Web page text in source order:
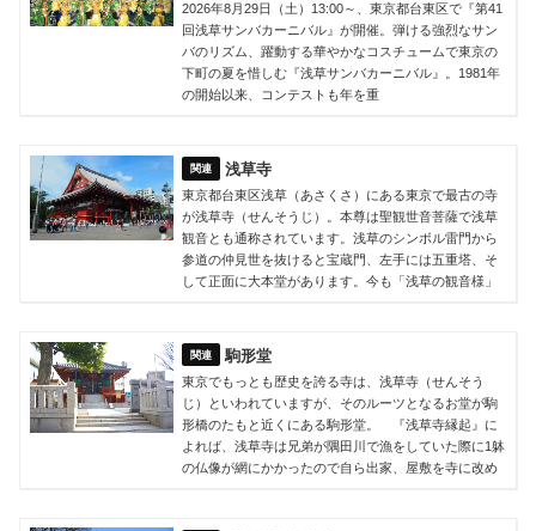
2026年8月29日（土）13:00～、東京都台東区で『第41
回浅草サンバカーニバル』が開催。弾ける強烈なサン
バのリズム、躍動する華やかなコスチュームで東京の
下町の夏を惜しむ『浅草サンバカーニバル』。1981年
の開始以来、コンテストも年を重
浅草寺
東京都台東区浅草（あさくさ）にある東京で最古の寺
が浅草寺（せんそうじ）。本尊は聖観世音菩薩で浅草
観音とも通称されています。浅草のシンボル雷門から
参道の仲見世を抜けると宝蔵門、左手には五重塔、そ
して正面に大本堂があります。今も「浅草の観音様」
駒形堂
東京でもっとも歴史を誇る寺は、浅草寺（せんそう
じ）といわれていますが、そのルーツとなるお堂が駒
形橋のたもと近くにある駒形堂。 『浅草寺縁起』に
よれば、浅草寺は兄弟が隅田川で漁をしていた際に1躰
の仏像が網にかかったので自ら出家、屋敷を寺に改め